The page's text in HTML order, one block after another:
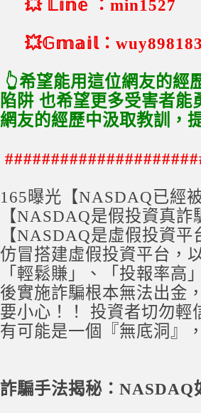
💥 𝕃𝕚𝕟𝕖 ：min1527
💥𝔾𝕞𝕒𝕚𝕝：
👆希望能用這位網友的經
陷阱 也希望更多受害者
網友的經歷中汲取教訓，
165曝光【NASDAQ已經
【NASDAQ是假投資真
【NASDAQ是虛假投資
仿冒搭建虛假投資平台，
「輕鬆賺」、「投報率高
後實施詐騙根本無法出金
要小心！！ 投資者切勿輕
有可能是一個『無底洞』
詐騙手法揭秘：NASDAQ